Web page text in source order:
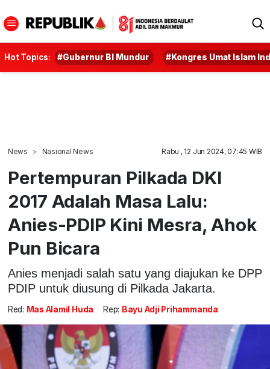
Hot Topics: #Gubernur BI Mundur #Kongres Umat Islam
News Nasional News Rabu , 12 Jun 2024, 07:45 WIB
Pertempuran Pilkada DKI
2017 Adalah Masa Lalu:
Anies-PDIP Kini Mesra, Ahok
Pun Bicara
Anies menjadi salah satu yang diajukan ke DPP
PDIP untuk diusung di Pilkada Jakarta.
Red: Mas Alamil Huda Rep: Bayu Adji Prihammanda